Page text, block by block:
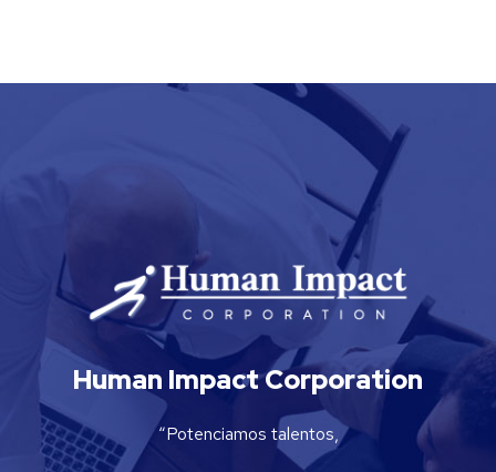
Human Impact Corporation
“Potenciamos talentos,